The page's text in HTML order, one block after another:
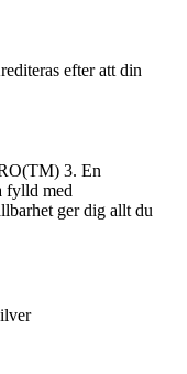
efter att din
3. En
fylld med
ger dig allt du